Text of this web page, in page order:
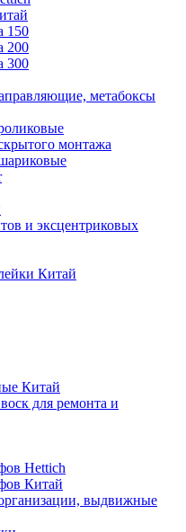
150
200
300
метабоксы
монтажа
и эксцентриковых
Китай
Китай
для ремонта и
Hettich
Китай
выдвижные